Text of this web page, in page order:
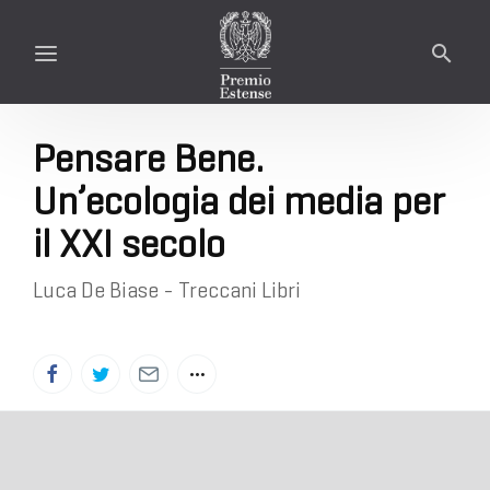
Pensare Bene.
Un’ecologia dei media per
il XXI secolo
Luca De Biase - Treccani Libri